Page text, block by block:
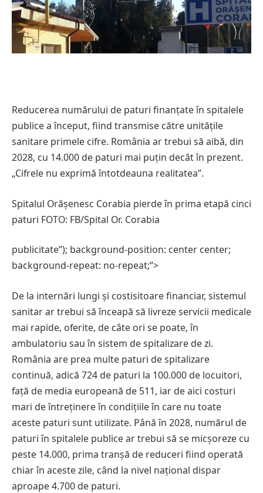
Reducerea numărului de paturi finanțate în spitalele
publice a început, fiind transmise către unitățile
sanitare primele cifre. România ar trebui să aibă, din
2028, cu 14.000 de paturi mai puțin decât în prezent.
„Cifrele nu exprimă întotdeauna realitatea”.
Spitalul Orășenesc Corabia pierde în prima etapă cinci
paturi FOTO: FB/Spital Or. Corabia
publicitate”); background-position: center center;
background-repeat: no-repeat;”>
De la internări lungi și costisitoare financiar, sistemul
sanitar ar trebui să înceapă să livreze servicii medicale
mai rapide, oferite, de câte ori se poate, în
ambulatoriu sau în sistem de spitalizare de zi.
România are prea multe paturi de spitalizare
continuă, adică 724 de paturi la 100.000 de locuitori,
față de media europeană de 511, iar de aici costuri
mari de întreținere în condițiile în care nu toate
aceste paturi sunt utilizate. Până în 2028, numărul de
paturi în spitalele publice ar trebui să se micșoreze cu
peste 14.000, prima tranșă de reduceri fiind operată
chiar în aceste zile, când la nivel național dispar
aproape 4.700 de paturi.